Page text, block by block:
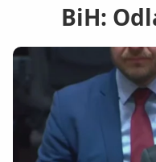
BiH: